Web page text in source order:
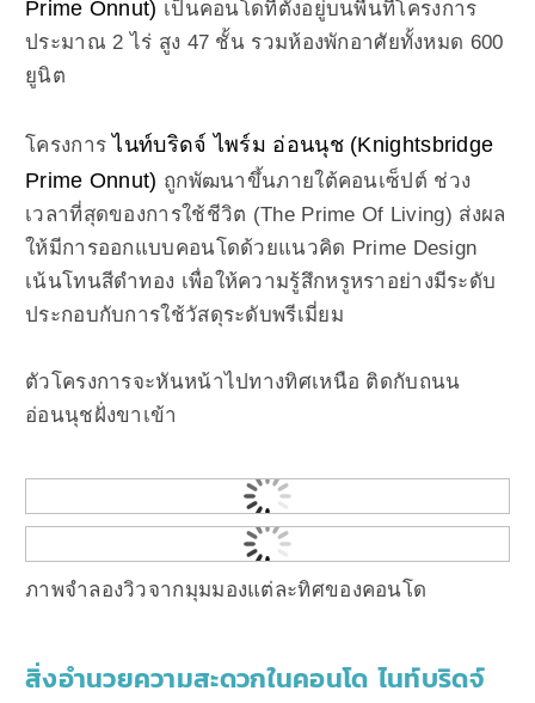
Prime Onnut) เป็นคอนโดที่ตั้งอยู่บนพื้นที่โครงการ
ประมาณ 2 ไร่ สูง 47 ชั้น รวมห้องพักอาศัยทั้งหมด 600
ยูนิต
โครงการไนท์บริดจ์ ไพร์ม อ่อนนุช (Knightsbridge
Prime Onnut) ถูกพัฒนาขึ้นภายใต้คอนเซ็ปต์ ช่วง
เวลาที่สุดของการใช้ชีวิต (The Prime Of Living) ส่งผล
ให้มีการออกแบบคอนโดด้วยแนวคิด Prime Design
เน้นโทนสีดำทอง เพื่อให้ความรู้สึกหรูหราอย่างมีระดับ
ประกอบกับการใช้วัสดุระดับพรีเมี่ยม
ตัวโครงการจะหันหน้าไปทางทิศเหนือ ติดกับถนน
อ่อนนุชฝั่งขาเข้า
ภาพจำลองวิวจากมุมมองแต่ละทิศของคอนโด
สิ่งอำนวยความสะดวกในคอนโด ไนท์บริดจ์